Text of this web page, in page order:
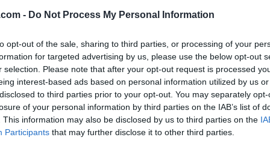
- Do Not Process My Personal Information
opt-out of the sale, sharing to third parties, or processing of your
for targeted advertising by us, please use the below opt-out
selection. Please note that after your opt-out request is processed
interest-based ads based on personal information utilized by us
to third parties prior to your opt-out. You may separately
of your personal information by third parties on the IAB’s list of
This information may also be disclosed by us to third parties on the
Participants that may further disclose it to other third parties.
BlueStacks
GTA 6
CapCut Desktop
Hero Wars
Hero Wars - Online Action Game TradingView -
eFootball 2026